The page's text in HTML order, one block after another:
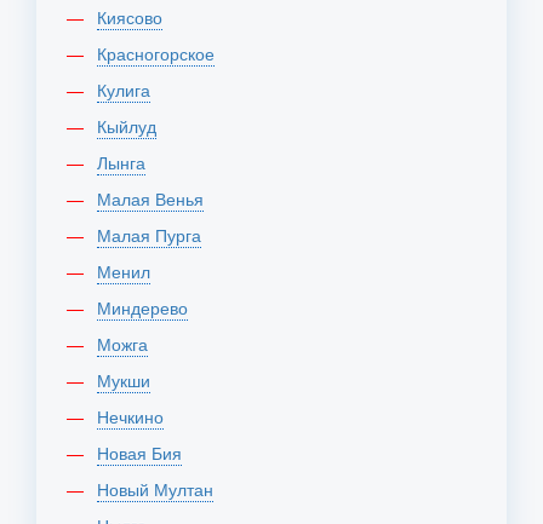
Киясово
Красногорское
Кулига
Кыйлуд
Лынга
Малая Венья
Малая Пурга
Менил
Миндерево
Можга
Мукши
Нечкино
Новая Бия
Новый Мултан